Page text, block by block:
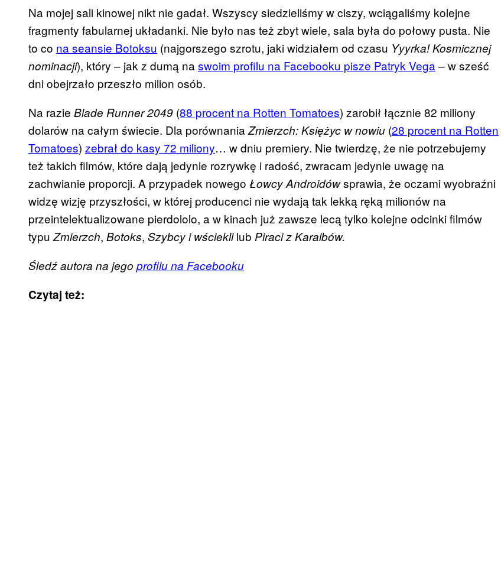
Na mojej sali kinowej nikt nie gadał. Wszyscy siedzieliśmy w ciszy, wciągaliśmy kolejne
fragmenty fabularnej układanki. Nie było nas też zbyt wiele, sala była do połowy pusta. Nie
to co na seansie Botoksu (najgorszego szrotu, jaki widziałem od czasu Yyyrka! Kosmicznej
nominacji), który – jak z dumą na swoim profilu na Facebooku pisze Patryk Vega – w sześć
dni obejrzało przeszło milion osób.
Na razie Blade Runner 2049 (88 procent na Rotten Tomatoes) zarobił łącznie 82 miliony
dolarów na całym świecie. Dla porównania Zmierzch: Księżyc w nowiu (28 procent na Rotten
Tomatoes) zebrał do kasy 72 miliony… w dniu premiery. Nie twierdzę, że nie potrzebujemy
też takich filmów, które dają jedynie rozrywkę i radość, zwracam jedynie uwagę na
zachwianie proporcji. A przypadek nowego Łowcy Androidówsprawia, że oczami wyobraźni
widzę wizję przyszłości, w której producenci nie wydają tak lekką ręką milionów na
przeintelektualizowane pierdololo, a w kinach już zawsze lecą tylko kolejne odcinki filmów
typu Zmierzch, Botoks, Szybcy i wścieklilub Piraci z Karaibów.
Śledź autora na jego profilu na Facebooku
Czytaj też: